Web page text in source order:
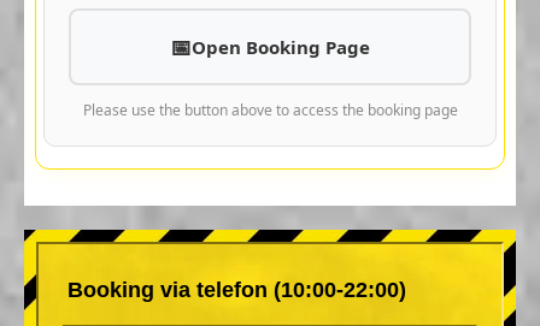
Open Booking Page
Please use the button above to access the booking page
Booking via telefon (10:00-22:00)